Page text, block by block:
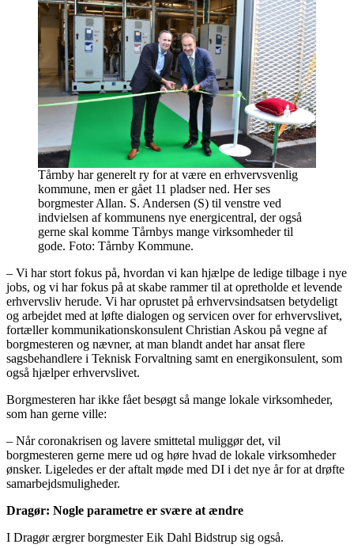
Tårnby har generelt ry for at være en erhvervsvenlig
kommune, men er gået 11 pladser ned. Her ses
borgmester Allan. S. Andersen (S) til venstre ved
indvielsen af kommunens nye energicentral, der også
gerne skal komme Tårnbys mange virksomheder til
gode. Foto: Tårnby Kommune.
– Vi har stort fokus på, hvordan vi kan hjælpe de ledige tilbage i nye
jobs, og vi har fokus på at skabe rammer til at opretholde et levende
erhvervsliv herude. Vi har oprustet på erhvervsindsatsen betydeligt
og arbejdet med at løfte dialogen og servicen over for erhvervslivet,
fortæller kommunikationskonsulent Christian Askou på vegne af
borgmesteren og nævner, at man blandt andet har ansat flere
sagsbehandlere i Teknisk Forvaltning samt en energikonsulent, som
også hjælper erhvervslivet.
Borgmesteren har ikke fået besøgt så mange lokale virksomheder,
som han gerne ville:
– Når coronakrisen og lavere smittetal muliggør det, vil
borgmesteren gerne mere ud og høre hvad de lokale virksomheder
ønsker. Ligeledes er der aftalt møde med DI i det nye år for at drøfte
samarbejdsmuligheder.
Dragør: Nogle parametre er svære at ændre
I Dragør ærgrer borgmester Eik Dahl Bidstrup sig også.